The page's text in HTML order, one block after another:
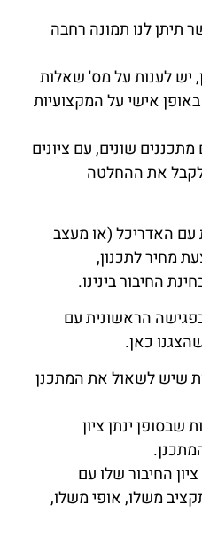
תיתן לנו תמונה רחבה
יש לענות על מס' שאלות
באופן אישי על המקצועיות
שונים, עם ציונים
לקבל את ההחלטה
האדריכל (או מעצב
מחיר לתכנון,
החיבור בינינו.
הראשונית עם
כאן.
שיש לשאול את המתכנן
שבסופן ינתן ציון
החיבור שלו עם
משלו, אופי משלו,